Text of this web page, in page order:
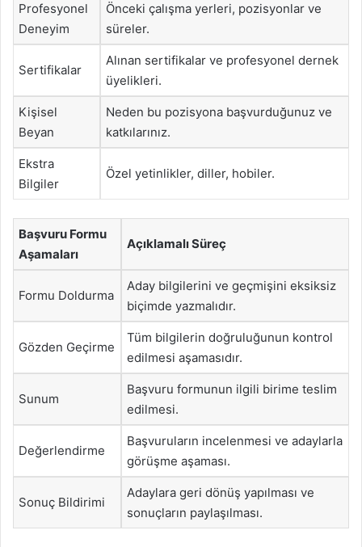
Profesyonel
Deneyim
Önceki çalışma yerleri, pozisyonlar ve
süreler.
Sertifikalar
Alınan sertifikalar ve profesyonel dernek
üyelikleri.
Kişisel
Beyan
Neden bu pozisyona başvurduğunuz ve
katkılarınız.
Ekstra
Bilgiler
Özel yetinlikler, diller, hobiler.
Başvuru Formu
Aşamaları
Açıklamalı Süreç
Formu Doldurma
Aday bilgilerini ve geçmişini eksiksiz
biçimde yazmalıdır.
Gözden Geçirme
Tüm bilgilerin doğruluğunun kontrol
edilmesi aşamasıdır.
Sunum
Başvuru formunun ilgili birime teslim
edilmesi.
Değerlendirme
Başvuruların incelenmesi ve adaylarla
görüşme aşaması.
Sonuç Bildirimi
Adaylara geri dönüş yapılması ve
sonuçların paylaşılması.